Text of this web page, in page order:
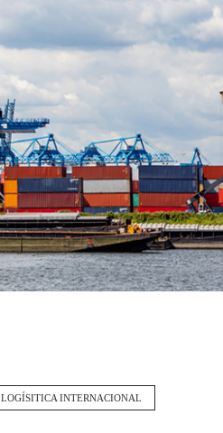
LOGÍSITICA INTERNACIONAL